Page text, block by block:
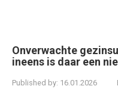
Onverwachte
ineens is daar een
Published by: 16.01.2026